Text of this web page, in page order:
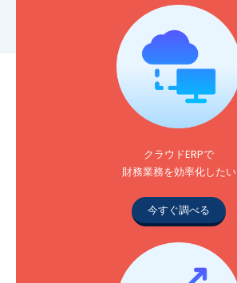
クラウドERPで
財務業務を効率化したい
今すぐ調べる